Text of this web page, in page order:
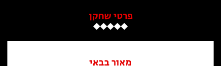
פרטי שחקן
מאור בבאי